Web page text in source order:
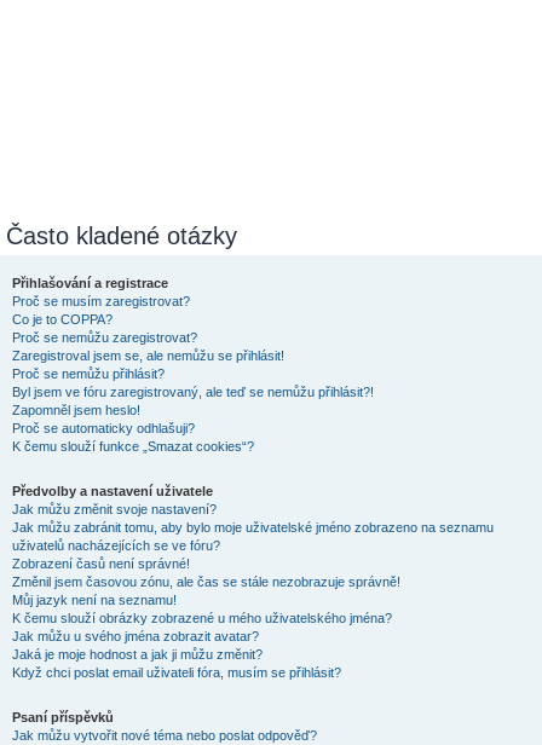
Často kladené otázky
Přihlašování a registrace
Proč se musím zaregistrovat?
Co je to COPPA?
Proč se nemůžu zaregistrovat?
Zaregistroval jsem se, ale nemůžu se přihlásit!
Proč se nemůžu přihlásit?
Byl jsem ve fóru zaregistrovaný, ale teď se nemůžu přihlásit?!
Zapomněl jsem heslo!
Proč se automaticky odhlašuji?
K čemu slouží funkce „Smazat cookies“?
Předvolby a nastavení uživatele
Jak můžu změnit svoje nastavení?
Jak můžu zabránit tomu, aby bylo moje uživatelské jméno zobrazeno na seznamu
uživatelů nacházejících se ve fóru?
Zobrazení časů není správné!
Změnil jsem časovou zónu, ale čas se stále nezobrazuje správně!
Můj jazyk není na seznamu!
K čemu slouží obrázky zobrazené u mého uživatelského jména?
Jak můžu u svého jména zobrazit avatar?
Jaká je moje hodnost a jak ji můžu změnit?
Když chci poslat email uživateli fóra, musím se přihlásit?
Psaní příspěvků
Jak můžu vytvořit nové téma nebo poslat odpověď?